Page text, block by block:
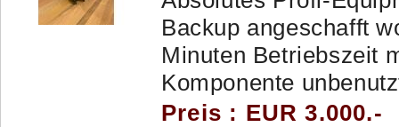
Backup angeschafft
Minuten Betriebszeit
Komponente
Preis : EUR 3.000.-